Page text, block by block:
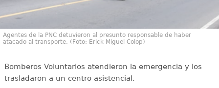
Agentes de la PNC detuvieron al presunto responsable de haber
atacado al transporte. (Foto: Erick Miguel Colop)
Bomberos Voluntarios atendieron la emergencia y los
trasladaron a un centro asistencial.